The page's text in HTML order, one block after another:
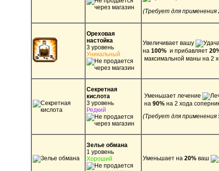
(Требует для применения
Ореховая
настойка
3 уровень
Уникальный
Увеличивает вашу
на 100% и прибавляет
максимальной маны на 2
Секретная
кислота
3 уровень
Редкий
Уменьшает лечение
на 90% на 2 хода
(Требует для применения
Зелье обмана
1 уровень
Хороший
Уменьшает на 20% ваш